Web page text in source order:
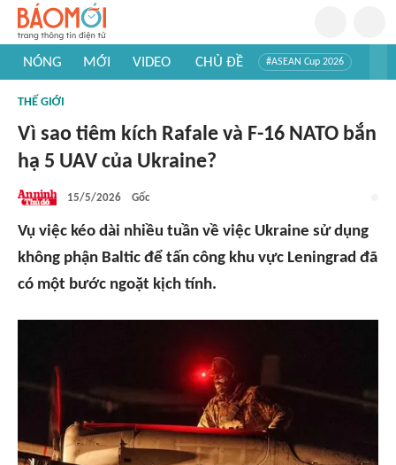
NÓNG MỚI VIDEO CHỦ ĐỀ #ASEAN Cup 2026
#Khám phá thế giới
THẾ GIỚI
Vì sao tiêm kích Rafale và F-16 NATO bắn
hạ 5 UAV của Ukraine?
15/5/2026 Gốc
Vụ việc kéo dài nhiều tuần về việc Ukraine sử dụng
không phận Baltic để tấn công khu vực Leningrad đã
có một bước ngoặt kịch tính.